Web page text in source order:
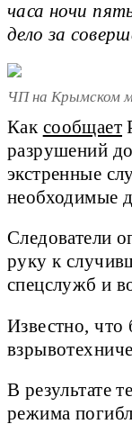
часа ночи
дело за
ЧП на Крымском
Как сообщает
разрушений
экстренные
необходимые
Следователи
руку к
спецслужб и
Известно, что
В результате
режима